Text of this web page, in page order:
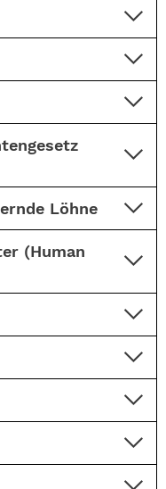
Löhne
(Human